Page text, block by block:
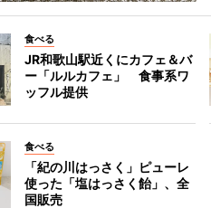
食べる
JR和歌山駅近くにカフェ＆バ
ー「ルルカフェ」 食事系ワ
ッフル提供
食べる
「紀の川はっさく」ピューレ
使った「塩はっさく飴」、全
国販売